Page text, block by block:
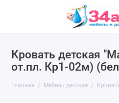
Кровать детская
от.пл. Кр1-02м)
Главная Мебель детская